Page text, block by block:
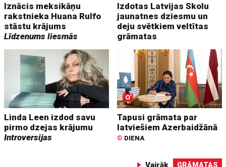
Iznācis meksikāņu
rakstnieka Huana Rulfo
stāstu krājums
Līdzenums liesmās
Izdotas Latvijas Skolu
jaunatnes dziesmu un
deju svētkiem veltītas
grāmatas
Linda Leen izdod savu
pirmo dzejas krājumu
Introversijas
Tapusi grāmata par
latviešiem Azerbaidžānā
© DIENA
Vairāk GRĀMATAS